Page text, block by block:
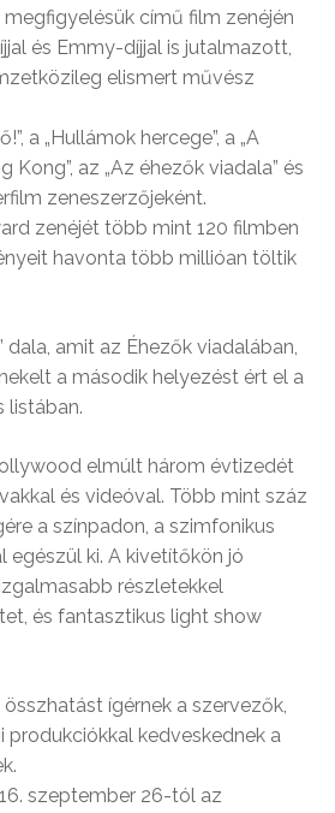
című film zenéjén
és Emmy-díjjal is jutalmazott,
elismert művész
a „Hullámok hercege”, a „A
Kong”, az „Az éhezők viadala” és
zeneszerzőjeként.
zenéjét több mint 120 filmben
havonta több millióan töltik
dala, amit az Éhezők viadalában,
a második helyezést ért el a
listában.
elmúlt három évtizedét
és videóval. Több mint száz
a színpadon, a szimfonikus
egészül ki. A kivetítőkön jó
részletekkel
és fantasztikus light show
ígérnek a szervezők,
produkciókkal kedveskednek a
szeptember 26-tól az